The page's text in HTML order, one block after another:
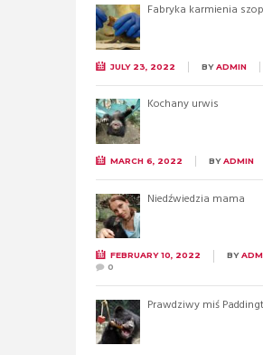
Fabryka karmienia
JULY 23, 2022 BYADMIN
Kochany urwis
MARCH 6, 2022 BYADMIN
Niedźwiedzia mama
FEBRUARY 10, 2022 BY
0
Prawdziwy miś